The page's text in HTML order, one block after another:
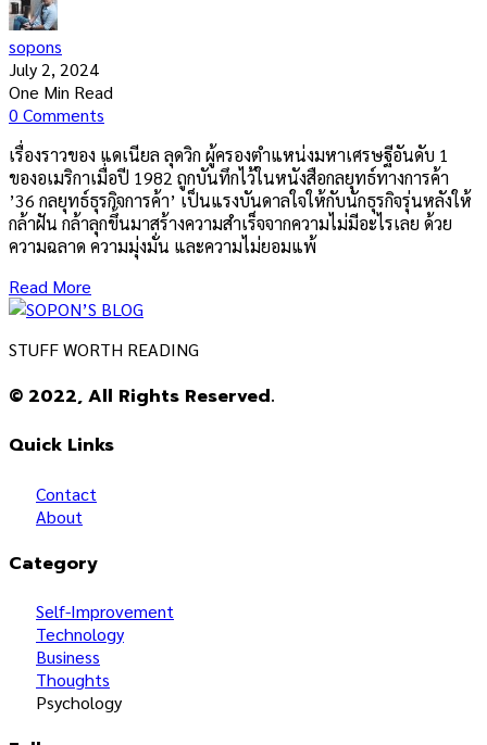
sopons
July 2, 2024
One Min Read
0 Comments
เรื่องราวของ แดเนียล ลุดวิก ผู้ครองตำแหน่งมหาเศรษฐีอันดับ 1
ของอเมริกาเมื่อปี 1982 ถูกบันทึกไว้ในหนังสือกลยุทธ์ทางการค้า
’36 กลยุทธ์ธุรกิจการค้า’ เป็นแรงบันดาลใจให้กับนักธุรกิจรุ่นหลังให้
กล้าฝัน กล้าลุกขึ้นมาสร้างความสำเร็จจากความไม่มีอะไรเลย ด้วย
ความฉลาด ความมุ่งมั่น และความไม่ยอมแพ้
Read More
STUFF WORTH READING
© 2022, All Rights Reserved.
Quick Links
Contact
About
Category
Self-Improvement
Technology
Business
Thoughts
Psychology